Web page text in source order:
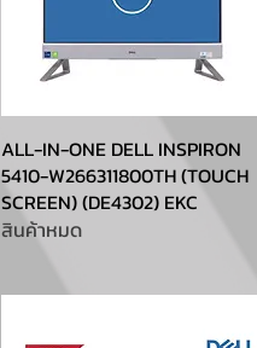
ALL-IN-ONE DELL INSPIRON
5410-W266311800TH (TOUCH
SCREEN) (DE4302) EKC
สินค้าหมด